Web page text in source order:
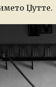
Џутте.